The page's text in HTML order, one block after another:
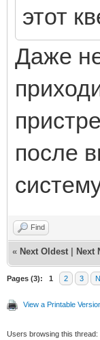
этот
Даже
после
Find
« Next Oldest Next
Pages (3): 1 2 3
View a Printable
Users browsing this thread: